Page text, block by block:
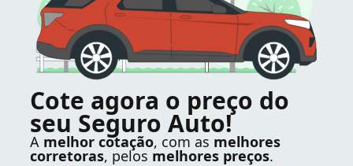
Cote agora o preço do
seu Seguro Auto!
A melhor cotação, com as melhores
corretoras, pelos melhores preços.